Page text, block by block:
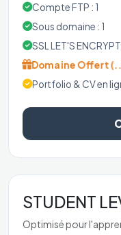
Compte FTP : 1
Sous domaine : 1
SSL LET'S
Domaine Offert
Portfolio & CV en
STUDENT
Optimisé pour